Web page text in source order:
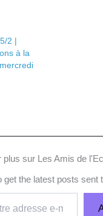
2 |
à la
plus sur Les Amis de
get the latest posts sent